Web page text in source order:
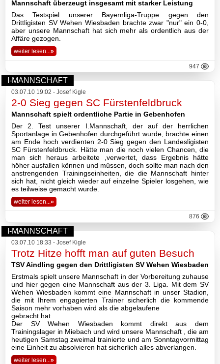
Basketball
TSV
Gaststätte
Sponsoren
Terminkalender
Fotogalerie
Wegbeschreibung
Archiv
2026
2025
2024
2023
2022
2021
2020
Mannschaft überzeugt insgesamt mit starker Leistung
Das Testspiel unserer Bayernliga-Truppe gegen den
Drittligisten SV Wehen Wiesbaden brachte zwar "nur" ein 0-0,
aber unsere Mannschaft hat sich mehr als ordentlich aus der
Affäre gezogen.
weiter lesen...»
947
I-MANNSCHAFT
03.07.10 19:02 - Josef Kigle
2-0 Sieg gegen SC Fürstenfeldbruck
Mannschaft spielt ordentliche Partie in Gebenhofen
Der 2. Test unserer I.Mannschaft, der auf der herrlichen
Sportanlage in Gebenhofen durchgeführt wurde, brachte einen
am Ende hoch verdienten 2-0 Sieg gegen den Landesligisten
SC Fürstenfeldbruck. Hätte man die noch vielen Chancen, die
man sich heraus arbeitete ,verwertet, dass Ergebnis hätte
höher ausfallen können und müssen, doch sollte man nach den
anstrengenden Trainingseinheiten, die die Mannschaft hinter
sich hat, nicht gleich wieder auf einzelne Spieler losgehen, wie
es teilweise gemacht wurde.
weiter lesen...»
876
I-MANNSCHAFT
03.07.10 18:33 - Josef Kigle
Trotz Hitze hofft man auf guten Besuch
TSV Aindling gegen den Drittligisten SV Wehen Wiesbaden
Erstmals spielt unsere Mannschaft in der Vorbereitung zuhause
und hier gegen eine Mannschaft aus der 3. Liga. Mit dem SV
Wehen Wiesbaden kommt eine Mannschaft in unser Stadion,
die mit Ihrem engagierten Trainer sicherlich die kommende
Saison mehr vorhaben wird als die abgelaufene
gebracht hat.
Der SV Wehen Wiesbaden kommt direkt aus dem
Trainingslager in Miebach und wird unsere Mannschaft , die am
heutigen Samstag zweimal trainierte und am Sonntagvormittag
eine Einheit zu absolvieren hat sicherlich alles abverlangen.
weiter lesen...»